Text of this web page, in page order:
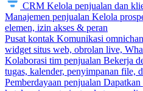
CRM Kelola penjualan dan
Manajemen penjualan Kelola
elemen, izin akses & peran
Pusat kontak Komunikasi
widget situs web, obrolan live,
Kolaborasi tim penjualan Bekerja
tugas, kalender, penyimpanan file,
Pemberdayaan penjualan Dapatkan